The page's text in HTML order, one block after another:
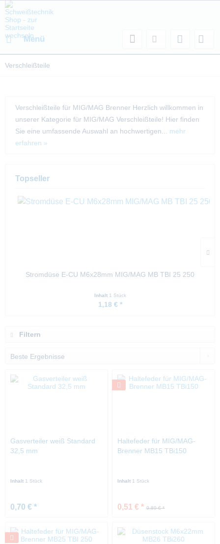
Menü
Verschleißteile
Verschleißteile für MIG/MAG Brenner Herzlich willkommen in
unserer Kategorie für MIG/MAG Verschleißteile! Hier finden
Sie eine umfassende Auswahl an hochwertigen... mehr
erfahren »
Topseller
Stromdüse E-CU M6x28mm MIG/MAG MB TBI 25 250
Inhalt 1 Stück
1,18 € *
Filtern
Gasverteiler weiß Standard
32,5 mm
Inhalt 1 Stück
0,70 € *
Haltefeder für MIG/MAG-
Brenner MB15 TBi150
Inhalt 1 Stück
0,89 € *
0,51 € *